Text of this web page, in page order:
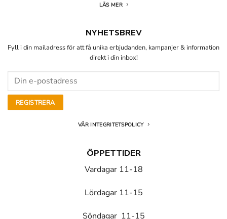
LÄS MER
NYHETSBREV
Fyll i din mailadress för att få unika erbjudanden, kampanjer & information
direkt i din inbox!
VÅR INTEGRITETSPOLICY
ÖPPETTIDER
Vardagar 11-18
Lördagar 11-15
Söndagar 11-15